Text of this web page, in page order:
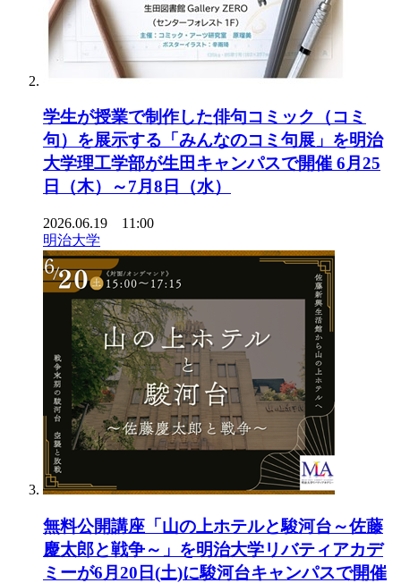
学生が授業で制作した俳句コミック（コミ
句）を展示する「みんなのコミ句展」を明治
大学理工学部が生田キャンパスで開催 6月25
日（木）～7月8日（水）
2026.06.19 11:00
明治大学
無料公開講座「山の上ホテルと駿河台～佐藤
慶太郎と戦争～」を明治大学リバティアカデ
ミーが6月20日(土)に駿河台キャンパスで開催